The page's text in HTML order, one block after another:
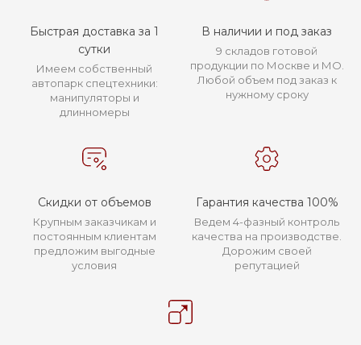
Быстрая доставка за 1
сутки
Имеем собственный
автопарк спецтехники:
манипуляторы и
длинномеры
В наличии и под заказ
9 складов готовой
продукции по Москве и МО.
Любой объем под заказ к
нужному сроку
Скидки от объемов
Крупным заказчикам и
постоянным клиентам
предложим выгодные
условия
Гарантия качества 100%
Ведем 4-фазный контроль
качества на производстве.
Дорожим своей
репутацией